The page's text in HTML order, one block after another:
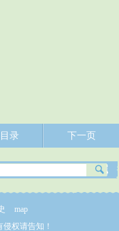
录 下一页
map
权请告知！